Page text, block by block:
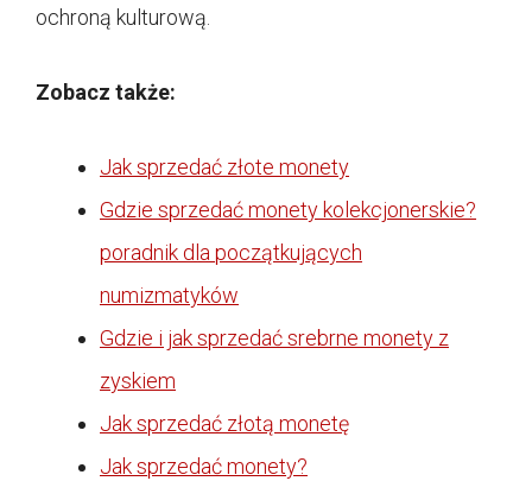
ochroną kulturową.
Zobacz także:
Jak sprzedać złote monety
Gdzie sprzedać monety kolekcjonerskie?
poradnik dla początkujących
numizmatyków
Gdzie i jak sprzedać srebrne monety z
zyskiem
Jak sprzedać złotą monetę
Jak sprzedać monety?